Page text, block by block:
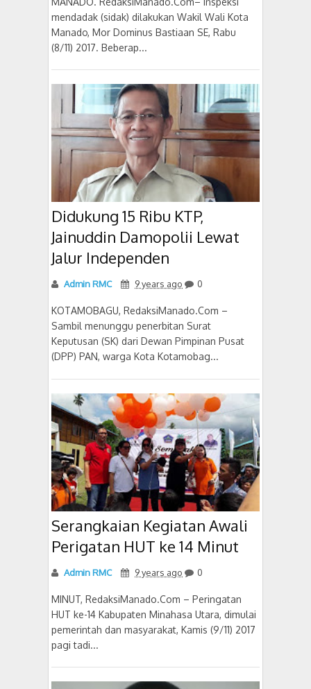
mendadak (sidak) dilakukan Wakil Wali Kota
Manado, Mor Dominus Bastiaan SE, Rabu
(8/11) 2017. Beberap...
Didukung 15 Ribu KTP,
Jainuddin Damopolii Lewat
Jalur Independen
Admin RMC 9 years ago 0
KOTAMOBAGU, RedaksiManado.Com –
Sambil menunggu penerbitan Surat
Keputusan (SK) dari Dewan Pimpinan Pusat
(DPP) PAN, warga Kota Kotamobag...
Serangkaian Kegiatan Awali
Perigatan HUT ke 14 Minut
Admin RMC 9 years ago 0
MINUT, RedaksiManado.Com – Peringatan
HUT ke-14 Kabupaten Minahasa Utara, dimulai
pemerintah dan masyarakat, Kamis (9/11) 2017
pagi tadi...